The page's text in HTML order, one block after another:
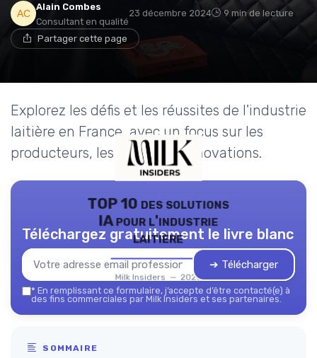
Alain Combes
Consultant en qualité
23 décembre 2024 9 min de lecture
Partager cette page
Explorez les défis et les réussites de l'industrie
laitière en France, avec un focus sur les
producteurs, les prix et les innovations.
TOP 10 des solutions
IA pour l'industrie
laitière
Milk Insiders — 2026
Téléchargez gratuitement le livre blanc
➔ Télécharger
* En remplissant ce formulaire, j’accepte d’être contacté(e) à
des fins commerciales par Milk Insiders et ses partenaires.
SOMMAIRE